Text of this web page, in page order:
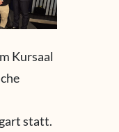
Kursaal
statt.